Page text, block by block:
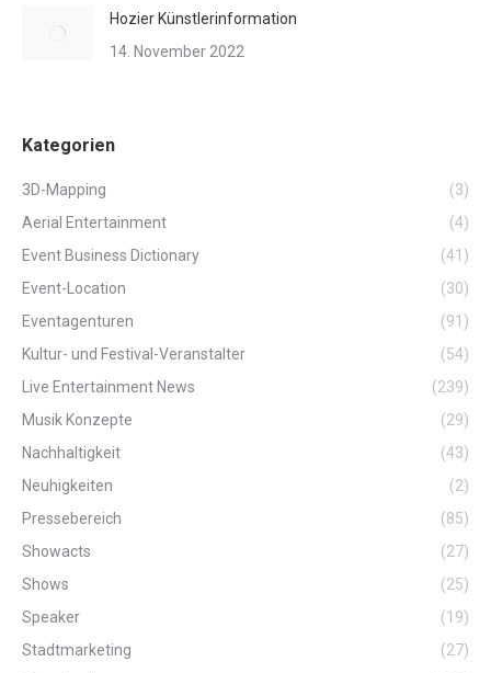
Hozier Künstlerinformation
14. November 2022
Kategorien
3D-Mapping
(3)
Aerial Entertainment
(4)
Event Business Dictionary
(41)
Event-Location
(30)
Eventagenturen
(91)
Kultur- und Festival-Veranstalter
(54)
Live Entertainment News
(239)
Musik Konzepte
(29)
Nachhaltigkeit
(43)
Neuhigkeiten
(2)
Pressebereich
(85)
Showacts
(27)
Shows
(25)
Speaker
(19)
Stadtmarketing
(27)